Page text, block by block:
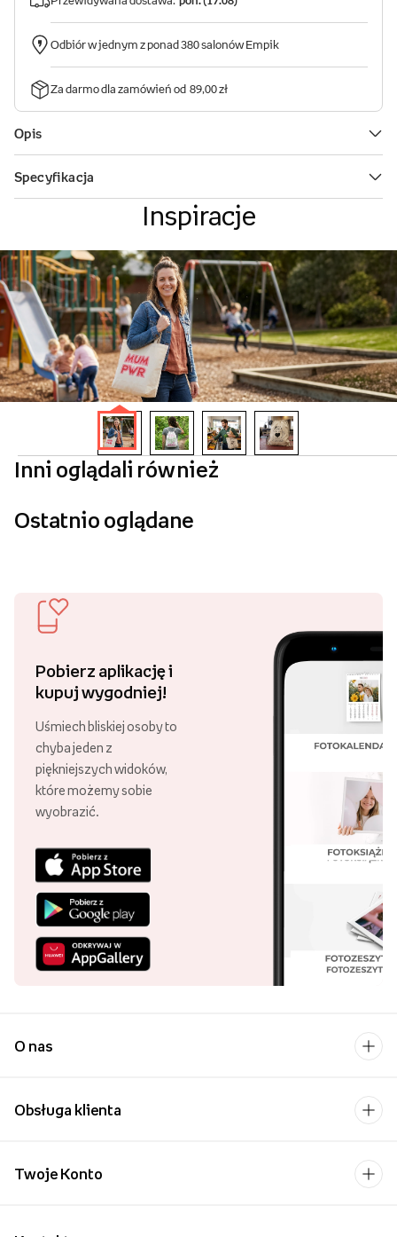
Inspiracje
Inni oglądali również
Ostatnio oglądane
Pobierz aplikację i
kupuj wygodniej!
Uśmiech bliskiej osoby to
chyba jeden z
piękniejszych widoków,
które możemy sobie
wyobrazić.
O nas
Obsługa klienta
Twoje Konto